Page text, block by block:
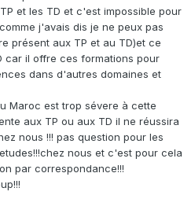
et les TD et c'est impossible pour
j'avais dis je ne peux pas
présent aux TP et au TD)et ce
car il offre ces formations pour
dans d'autres domaines et
Maroc est trop sévere à cette
aux TP ou aux TD il ne réussira
nous !!! pas question pour les
nous et c'est pour cela
par correspondance!!!